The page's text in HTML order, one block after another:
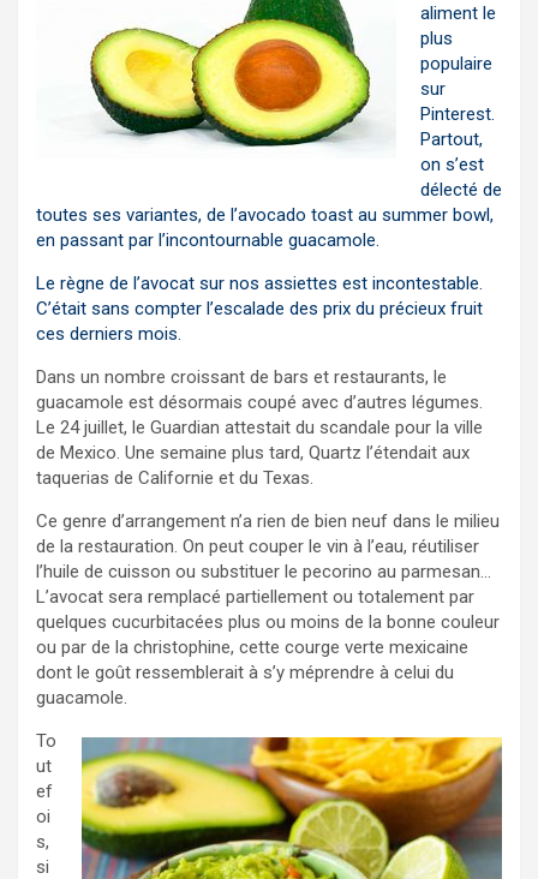
aliment le
plus
populaire
sur
Pinterest.
Partout,
on s’est
délecté de
toutes ses variantes, de l’avocado toast au summer bowl,
en passant par l’incontournable guacamole.
Le règne de l’avocat sur nos assiettes est incontestable.
C’était sans compter l’escalade des prix du précieux fruit
ces derniers mois.
Dans un nombre croissant de bars et restaurants, le
guacamole est désormais coupé avec d’autres légumes.
Le 24 juillet, le Guardian attestait du scandale pour la ville
de Mexico. Une semaine plus tard, Quartz l’étendait aux
taquerias de Californie et du Texas.
Ce genre d’arrangement n’a rien de bien neuf dans le milieu
de la restauration. On peut couper le vin à l’eau, réutiliser
l’huile de cuisson ou substituer le pecorino au parmesan…
L’avocat sera remplacé partiellement ou totalement par
quelques cucurbitacées plus ou moins de la bonne couleur
ou par de la christophine, cette courge verte mexicaine
dont le goût ressemblerait à s’y méprendre à celui du
guacamole.
To
ut
ef
oi
s,
si